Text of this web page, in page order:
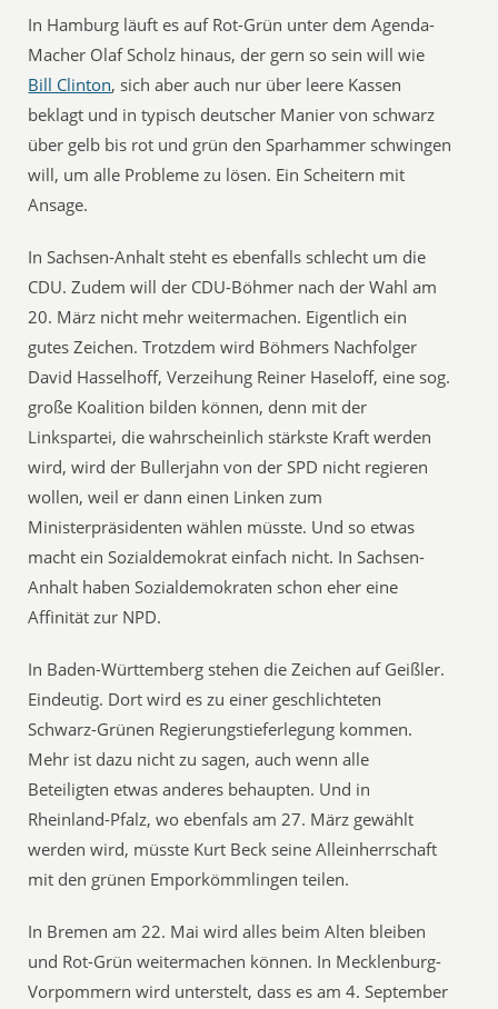
In Hamburg läuft es auf Rot-Grün unter dem Agenda-
Macher Olaf Scholz hinaus, der gern so sein will wie
Bill Clinton, sich aber auch nur über leere Kassen
beklagt und in typisch deutscher Manier von schwarz
über gelb bis rot und grün den Sparhammer schwingen
will, um alle Probleme zu lösen. Ein Scheitern mit
Ansage.
In Sachsen-Anhalt steht es ebenfalls schlecht um die
CDU. Zudem will der CDU-Böhmer nach der Wahl am
20. März nicht mehr weitermachen. Eigentlich ein
gutes Zeichen. Trotzdem wird Böhmers Nachfolger
David Hasselhoff, Verzeihung Reiner Haseloff, eine sog.
große Koalition bilden können, denn mit der
Linkspartei, die wahrscheinlich stärkste Kraft werden
wird, wird der Bullerjahn von der SPD nicht regieren
wollen, weil er dann einen Linken zum
Ministerpräsidenten wählen müsste. Und so etwas
macht ein Sozialdemokrat einfach nicht. In Sachsen-
Anhalt haben Sozialdemokraten schon eher eine
Affinität zur NPD.
In Baden-Württemberg stehen die Zeichen auf Geißler.
Eindeutig. Dort wird es zu einer geschlichteten
Schwarz-Grünen Regierungstieferlegung kommen.
Mehr ist dazu nicht zu sagen, auch wenn alle
Beteiligten etwas anderes behaupten. Und in
Rheinland-Pfalz, wo ebenfals am 27. März gewählt
werden wird, müsste Kurt Beck seine Alleinherrschaft
mit den grünen Emporkömmlingen teilen.
In Bremen am 22. Mai wird alles beim Alten bleiben
und Rot-Grün weitermachen können. In Mecklenburg-
Vorpommern wird unterstelt, dass es am 4. September